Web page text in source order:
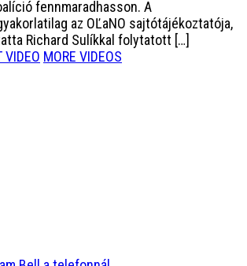
fennmaradhasson. A
az OĽaNO sajtótájékoztatója,
Richard Sulíkkal folytatott […]
VIDEO MORE VIDEOS